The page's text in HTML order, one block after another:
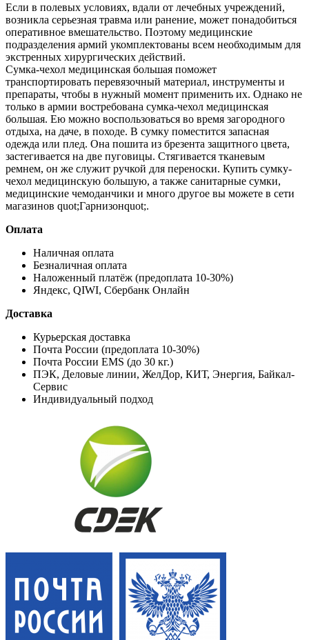
Если в полевых условиях, вдали от лечебных учреждений,
возникла серьезная травма или ранение, может понадобиться
оперативное вмешательство. Поэтому медицинские
подразделения армий укомплектованы всем необходимым для
экстренных хирургических действий.
Сумка-чехол медицинская большая поможет
транспортировать перевязочный материал, инструменты и
препараты, чтобы в нужный момент применить их. Однако не
только в армии востребована сумка-чехол медицинская
большая. Ею можно воспользоваться во время загородного
отдыха, на даче, в походе. В сумку поместится запасная
одежда или плед. Она пошита из брезента защитного цвета,
застегивается на две пуговицы. Стягивается тканевым
ремнем, он же служит ручкой для переноски. Купить сумку-
чехол медицинскую большую, а также санитарные сумки,
медицинские чемоданчики и много другое вы можете в сети
магазинов quot;Гарнизонquot;.
Оплата
Наличная оплата
Безналичная оплата
Наложенный платёж (предоплата 10-30%)
Яндекс, QIWI, Сбербанк Онлайн
Доставка
Курьерская доставка
Почта России (предоплата 10-30%)
Почта России EMS (до 30 кг.)
ПЭК, Деловые линии, ЖелДор, КИТ, Энергия, Байкал-
Сервис
Индивидуальный подход